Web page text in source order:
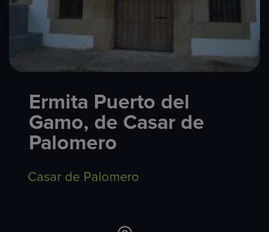
Ermita Puerto del
Gamo, de Casar de
Palomero
Casar de Palomero